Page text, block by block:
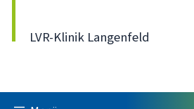
LVR-Klinik Langenfeld